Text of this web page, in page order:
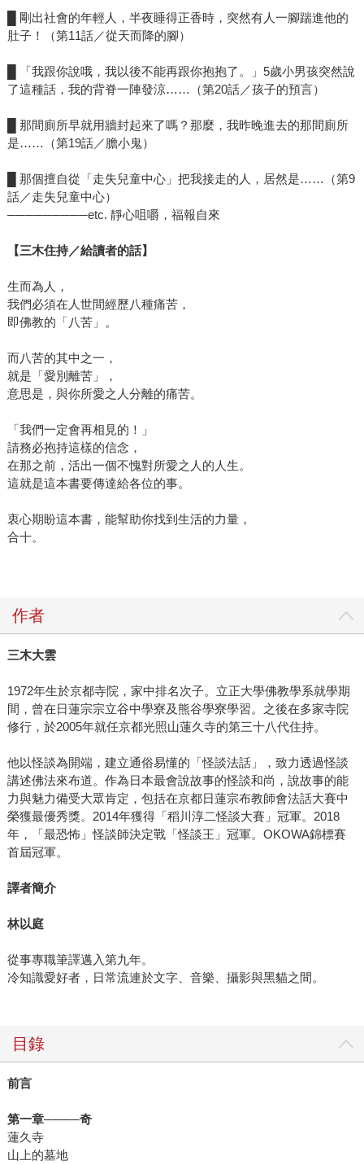
█ 剛出社會的年輕人，半夜睡得正香時，突然有人一腳踹進他的
肚子！（第11話／從天而降的腳）
█ 「我跟你說哦，我以後不能再跟你抱抱了。」5歲小男孩突然說
了這種話，我的背脊一陣發涼……（第20話／孩子的預言）
█ 那間廁所早就用牆封起來了嗎？那麼，我昨晚進去的那間廁所
是……（第19話／膽小鬼）
█ 那個擅自從「走失兒童中心」把我接走的人，居然是……（第9
話／走失兒童中心）
─────────etc. 靜心咀嚼，福報自來
【三木住持／給讀者的話】
生而為人，
我們必須在人世間經歷八種痛苦，
即佛教的「八苦」。
而八苦的其中之一，
就是「愛別離苦」，
意思是，與你所愛之人分離的痛苦。
「我們一定會再相見的！」
請務必抱持這樣的信念，
在那之前，活出一個不愧對所愛之人的人生。
這就是這本書要傳達給各位的事。
衷心期盼這本書，能幫助你找到生活的力量，
合十。
作者
三木大雲
1972年生於京都寺院，家中排名次子。立正大學佛教學系就學期
間，曾在日蓮宗宗立谷中學寮及熊谷學寮學習。之後在多家寺院
修行，於2005年就任京都光照山蓮久寺的第三十八代住持。
他以怪談為開端，建立通俗易懂的「怪談法話」，致力透過怪談
講述佛法來布道。作為日本最會說故事的怪談和尚，說故事的能
力與魅力備受大眾肯定，包括在京都日蓮宗布教師會法話大賽中
榮獲最優秀獎。2014年獲得「稻川淳二怪談大賽」冠軍。2018
年，「最恐怖」怪談師決定戰「怪談王」冠軍。OKOWA錦標賽
首屆冠軍。
譯者簡介
林以庭
從事專職筆譯邁入第九年。
冷知識愛好者，日常流連於文字、音樂、攝影與黑貓之間。
目錄
前言
第一章────奇
蓮久寺
山上的墓地